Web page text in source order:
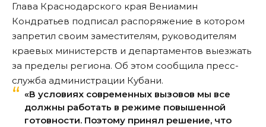
Глава Краснодарского края Вениамин
Кондратьев подписал распоряжение в котором
запретил своим заместителям, руководителям
краевых министерств и департаментов выезжать
за пределы региона. Об этом сообщила пресс-
служба администрации Кубани.
«В условиях современных вызовов мы все
должны работать в режиме повышенной
готовности. Поэтому принял решение, что